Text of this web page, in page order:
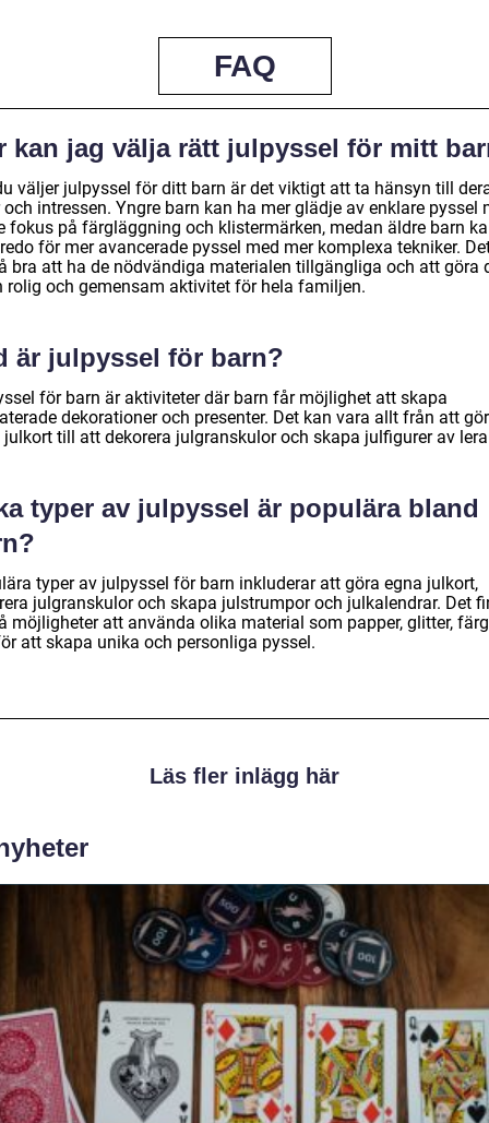
FAQ
kan jag välja rätt julpyssel för mitt
väljer julpyssel för ditt barn är det viktigt att ta hänsyn till
och intressen. Yngre barn kan ha mer glädje av enklare pyssel
fokus på färgläggning och klistermärken, medan äldre barn
för mer avancerade pyssel med mer komplexa tekniker.
bra att ha de nödvändiga materialen tillgängliga och att göra
rolig och gemensam aktivitet för hela familjen.
är julpyssel för barn?
för barn är aktiviteter där barn får möjlighet att skapa
dekorationer och presenter. Det kan vara allt från att
julkort till att dekorera julgranskulor och skapa julfigurer av
typer av julpyssel är populära bland
typer av julpyssel för barn inkluderar att göra egna julkort,
julgranskulor och skapa julstrumpor och julkalendrar. Det
möjligheter att använda olika material som papper, glitter,
att skapa unika och personliga pyssel.
Läs fler inlägg här